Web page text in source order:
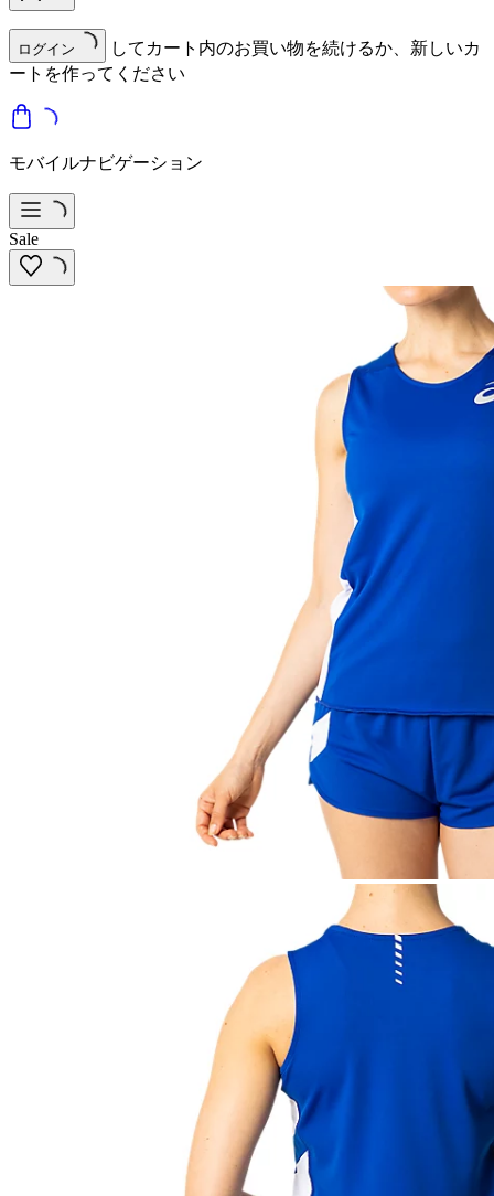
ログイン
してカート内のお買い物を続けるか、新しいカ
ートを作ってください
モバイルナビゲーション
Sale